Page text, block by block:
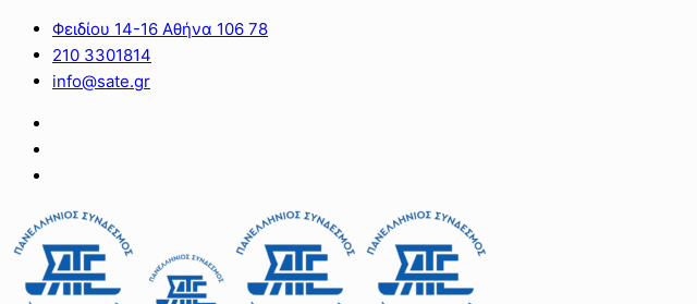
Φειδίου 14-16 Αθήνα 106 78
210 3301814
info@sate.gr